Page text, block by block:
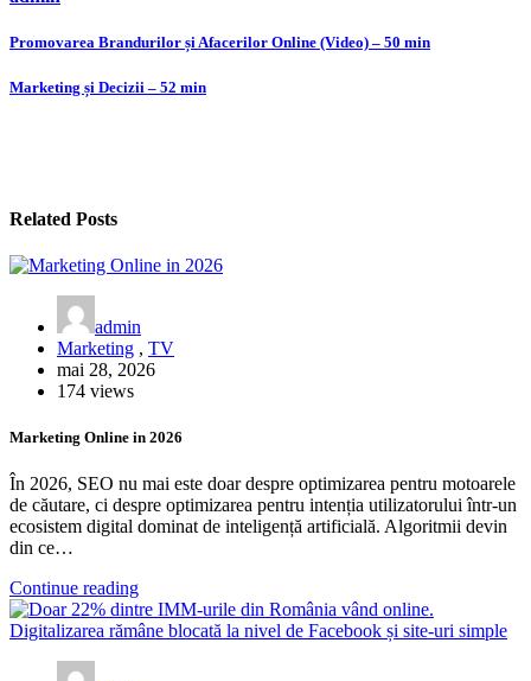
Navigare
în
Promovarea Brandurilor și Afacerilor Online (Video) – 50 min
Marketing și Decizii – 52 min
Related Posts
admin
Marketing , TV
mai 28, 2026
174 views
Marketing Online in 2026
În 2026, SEO nu mai este doar despre optimizarea pentru motoarele
de căutare, ci despre optimizarea pentru intenția utilizatorului într-un
ecosistem digital dominat de inteligență artificială. Algoritmii devin
din ce…
Continue reading